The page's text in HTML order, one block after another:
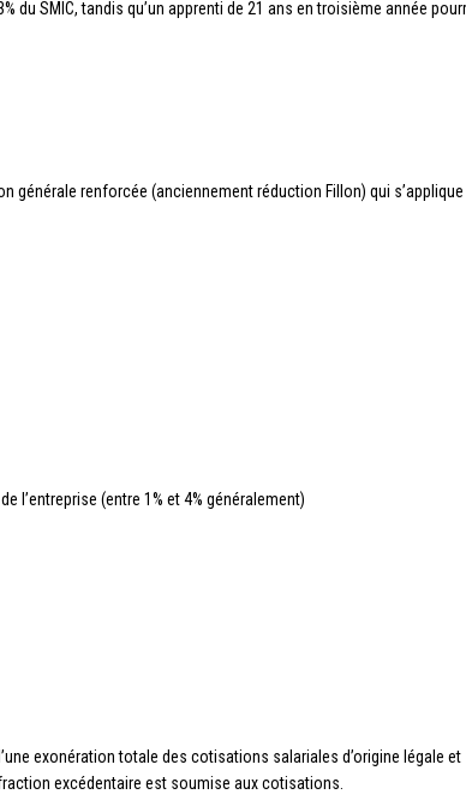
du SMIC, tandis qu’un apprenti de 21 ans en troisième année
générale renforcée (anciennement réduction Fillon) qui
l’entreprise (entre 1% et 4% généralement)
exonération totale des cotisations salariales d’origine légale et
excédentaire est soumise aux cotisations.